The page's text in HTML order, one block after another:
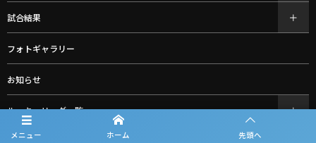
メニュー ホーム 先頭へ
試合結果
フォトギャラリー
お知らせ
ルーキーリーグ一覧